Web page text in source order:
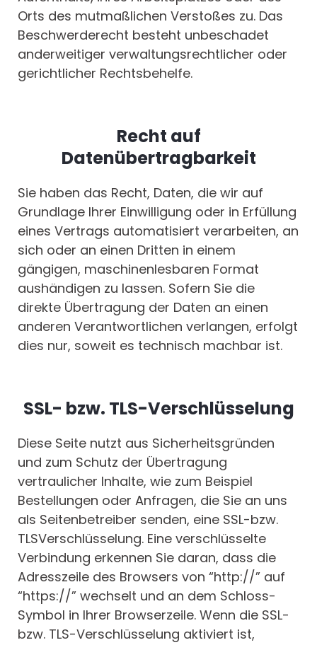
Orts des mutmaßlichen Verstoßes zu. Das
Beschwerderecht besteht unbeschadet
anderweitiger verwaltungsrechtlicher oder
gerichtlicher Rechtsbehelfe.
Recht auf
Datenübertragbarkeit
Sie haben das Recht, Daten, die wir auf
Grundlage Ihrer Einwilligung oder in Erfüllung
eines Vertrags automatisiert verarbeiten, an
sich oder an einen Dritten in einem
gängigen, maschinenlesbaren Format
aushändigen zu lassen. Sofern Sie die
direkte Übertragung der Daten an einen
anderen Verantwortlichen verlangen, erfolgt
dies nur, soweit es technisch machbar ist.
SSL- bzw. TLS-Verschlüsselung
Diese Seite nutzt aus Sicherheitsgründen
und zum Schutz der Übertragung
vertraulicher Inhalte, wie zum Beispiel
Bestellungen oder Anfragen, die Sie an uns
als Seitenbetreiber senden, eine SSL-bzw.
TLSVerschlüsselung. Eine verschlüsselte
Verbindung erkennen Sie daran, dass die
Adresszeile des Browsers von “http://” auf
“https://” wechselt und an dem Schloss-
Symbol in Ihrer Browserzeile. Wenn die SSL-
bzw. TLS-Verschlüsselung aktiviert ist,